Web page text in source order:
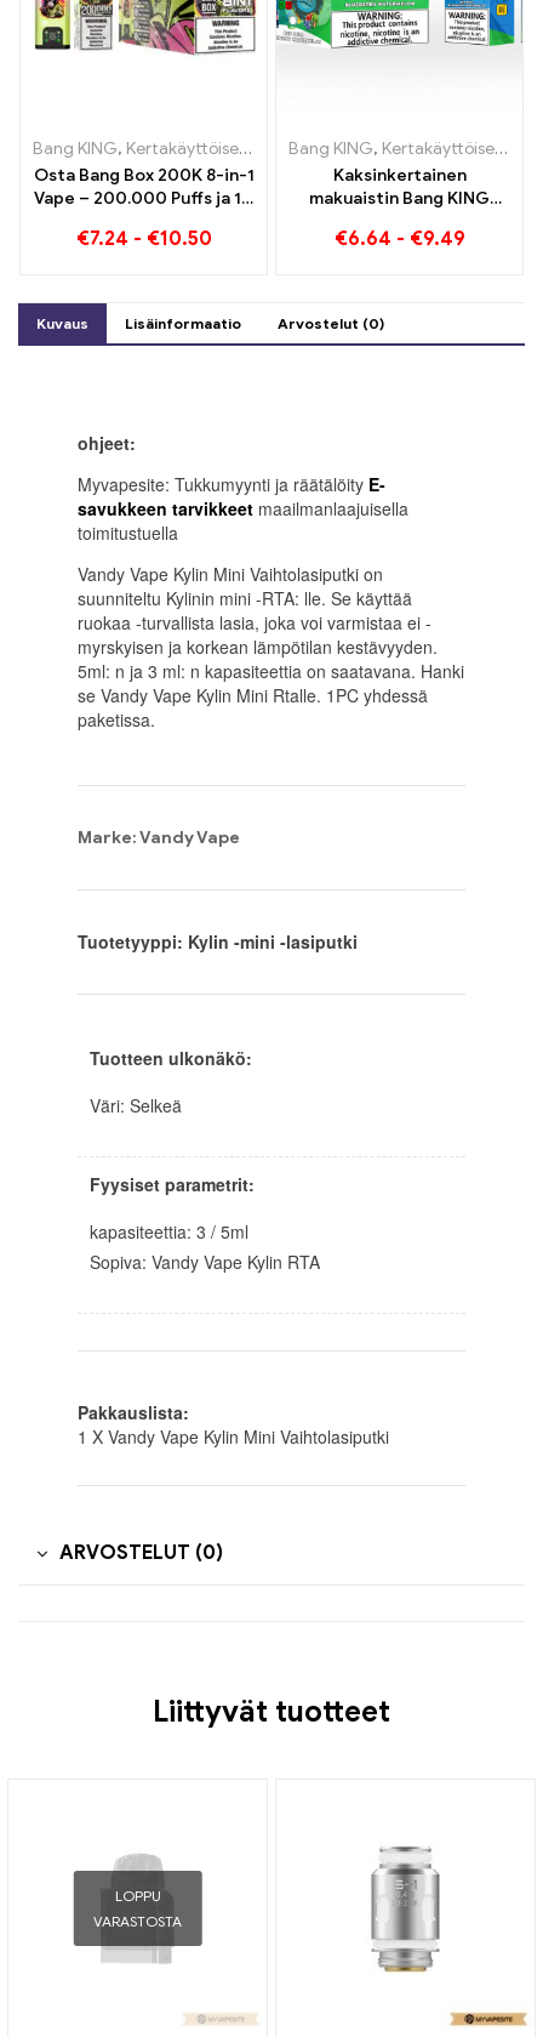
Bang KING, Kertakäyttöiset e-savukkeet ,Kertakäyttöiset e-
Osta Bang Box 200K 8-in-1
Vape – 200.000 Puffs ja 10
€7.24 - €10.50
Bang KING, Kertakäyttöiset e-savukkeet
Kaksinkertainen
makuaistin Bang KING
ja Blueberry Watermelon
savuketta
€6.64 - €9.49
Kuvaus Lisäinformaatio Arvostelut (0)
ohjeet:
Myvapesite: Tukkumyynti ja räätälöity E-
savukkeen tarvikkeet maailmanlaajuisella
toimitustuella
Vandy Vape Kylin Mini Vaihtolasiputki on
suunniteltu Kylinin mini -RTA: lle. Se käyttää
ruokaa -turvallista lasia, joka voi varmistaa ei -
myrskyisen ja korkean lämpötilan kestävyyden.
5ml: n ja 3 ml: n kapasiteettia on saatavana. Hanki
se Vandy Vape Kylin Mini Rtalle. 1PC yhdessä
paketissa.
Marke: Vandy Vape
Tuotetyyppi: Kylin -mini -lasiputki
Tuotteen ulkonäkö:
Väri: Selkeä
Fyysiset parametrit:
kapasiteettia: 3 / 5ml
Sopiva: Vandy Vape Kylin RTA
Pakkauslista:
1 X Vandy Vape Kylin Mini Vaihtolasiputki
ARVOSTELUT (0)
Liittyvät tuotteet
LOPPU
VARASTOSTA